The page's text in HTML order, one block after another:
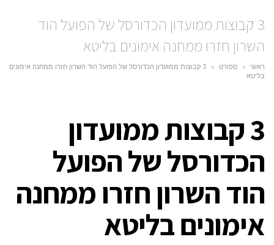
3 קבוצות ממועדון הכדורסל של הפועל הוד
השרון חזרו ממחנה אימונים בליטא
ראשי » ספורט »
3 קבוצות ממועדון הכדורסל של הפועל הוד השרון חזרו ממחנה אימונים
בליטא
3 קבוצות ממועדון
הכדורסל של הפועל
הוד השרון חזרו ממחנה
אימונים בליטא